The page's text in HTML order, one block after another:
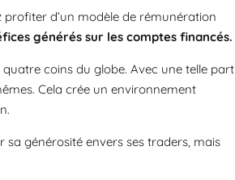
profiter d’un modèle de rémunération
générés sur les comptes financés.
coins du globe. Avec une telle part
Cela crée un environnement
générosité envers ses traders, mais